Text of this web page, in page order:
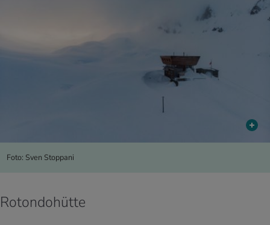
Foto: Sven Stoppani
Rotondohütte